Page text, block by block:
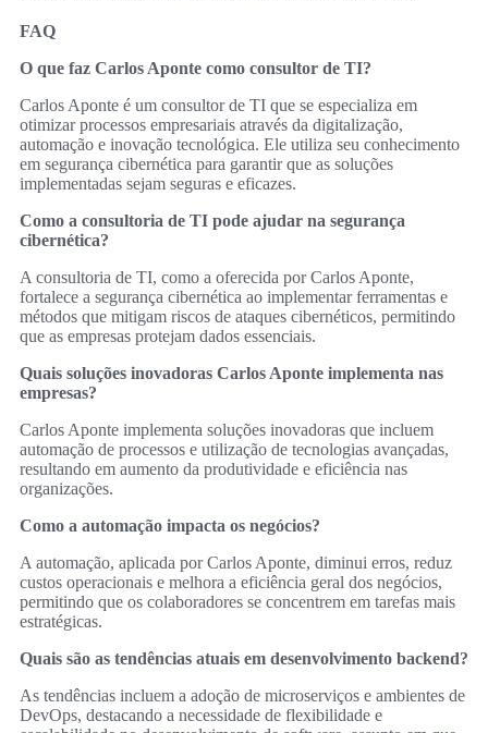
FAQ
O que faz Carlos Aponte como consultor de TI?
Carlos Aponte é um consultor de TI que se especializa em
otimizar processos empresariais através da digitalização,
automação e inovação tecnológica. Ele utiliza seu conhecimento
em segurança cibernética para garantir que as soluções
implementadas sejam seguras e eficazes.
Como a consultoria de TI pode ajudar na segurança
cibernética?
A consultoria de TI, como a oferecida por Carlos Aponte,
fortalece a segurança cibernética ao implementar ferramentas e
métodos que mitigam riscos de ataques cibernéticos, permitindo
que as empresas protejam dados essenciais.
Quais soluções inovadoras Carlos Aponte implementa nas
empresas?
Carlos Aponte implementa soluções inovadoras que incluem
automação de processos e utilização de tecnologias avançadas,
resultando em aumento da produtividade e eficiência nas
organizações.
Como a automação impacta os negócios?
A automação, aplicada por Carlos Aponte, diminui erros, reduz
custos operacionais e melhora a eficiência geral dos negócios,
permitindo que os colaboradores se concentrem em tarefas mais
estratégicas.
Quais são as tendências atuais em desenvolvimento backend?
As tendências incluem a adoção de microserviços e ambientes de
DevOps, destacando a necessidade de flexibilidade e